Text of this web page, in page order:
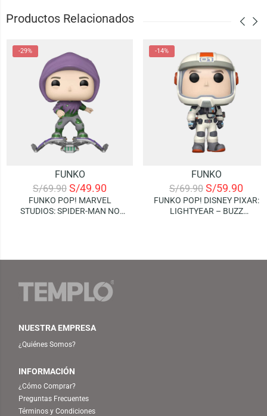
Productos Relacionados
-29%
FUNKO
S/69.90 S/49.90
FUNKO POP! MARVEL
STUDIOS: SPIDER-MAN NO
-14%
FUNKO
S/69.90 S/59.90
FUNKO POP! DISNEY PIXAR:
LIGHTYEAR – BUZZ
NUESTRA EMPRESA
¿Quiénes Somos?
INFORMACIÓN
¿Cómo Comprar?
Preguntas Frecuentes
Términos y Condiciones